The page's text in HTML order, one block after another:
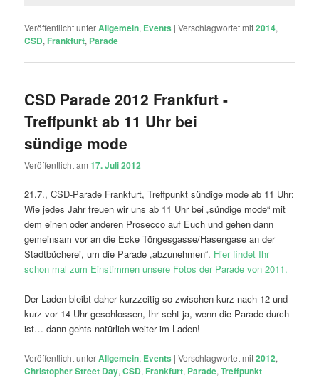
Veröffentlicht unterAllgemein, Events |Verschlagwortet mit2014,
CSD, Frankfurt, Parade
CSD Parade 2012 Frankfurt -
Treffpunkt ab 11 Uhr bei
sündige mode
Veröffentlicht am17. Juli 2012
21.7., CSD-Parade Frankfurt, Treffpunkt sündige mode ab 11 Uhr:
Wie jedes Jahr freuen wir uns ab 11 Uhr bei „sündige mode“ mit
dem einen oder anderen Prosecco auf Euch und gehen dann
gemeinsam vor an die Ecke Töngesgasse/Hasengase an der
Stadtbücherei, um die Parade „abzunehmen“. Hier findet Ihr
schon mal zum Einstimmen unsere Fotos der Parade von 2011.
Der Laden bleibt daher kurzzeitig so zwischen kurz nach 12 und
kurz vor 14 Uhr geschlossen, Ihr seht ja, wenn die Parade durch
ist… dann gehts natürlich weiter im Laden!
Veröffentlicht unterAllgemein, Events |Verschlagwortet mit2012,
Christopher Street Day,CSD, Frankfurt, Parade,Treffpunkt